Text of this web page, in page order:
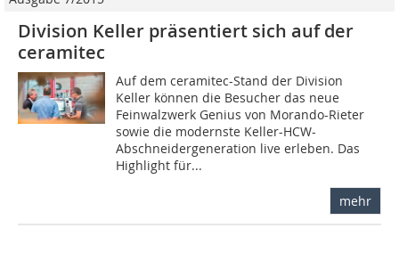
Division Keller präsentiert sich auf der
ceramitec
Auf dem ceramitec-Stand der Division
Keller können die ­Besucher das neue
Feinwalzwerk Genius von Morando-Rieter
sowie die modernste Keller-HCW-
Abschneidergeneration live erleben. Das
Highlight für...
mehr